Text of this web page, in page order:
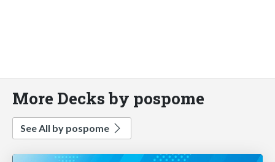
More Decks by pospome
See All by pospome